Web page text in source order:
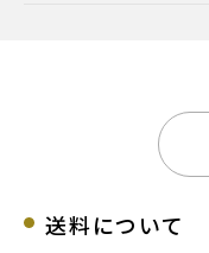
送料について